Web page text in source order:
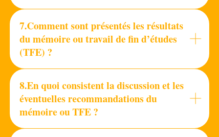
7.Comment sont présentés les résultats
du mémoire ou travail de fin d’études
(TFE) ?
8.En quoi consistent la discussion et les
éventuelles recommandations du
mémoire ou TFE ?